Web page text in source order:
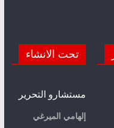
تحت الانشاء
مستشارو التحرير
إلهامي الميرغي